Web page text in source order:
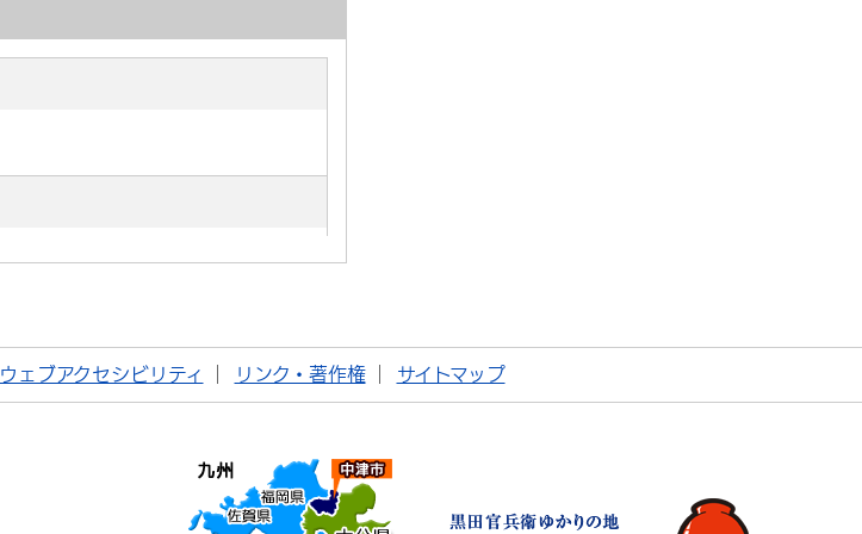
ウェブアクセシビリティ リンク・著作権 サイトマップ